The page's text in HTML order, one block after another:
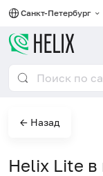
Санкт-Петербург
← Назад
Helix Lite